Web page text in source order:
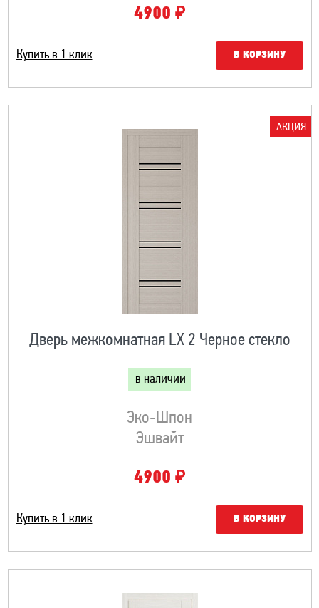
4900 ₽
Купить в 1 клик В КОРЗИНУ
АКЦИЯ
Дверь межкомнатная LX 2 Черное стекло
в наличии
Эко-Шпон
Эшвайт
4900 ₽
Купить в 1 клик В КОРЗИНУ